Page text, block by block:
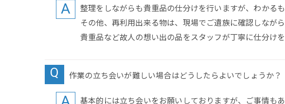
整理をしながらも貴重品の仕分けを行いますが、わかる
その他、再利用出来る物は、現場でご遺族に確認しなが
貴重品など故人の想い出の品をスタッフが丁寧に仕分けを
作業の立ち会いが難しい場合はどうしたらよいでしょうか？
基本的には立ち会いをお願いしておりますが、ご事情も